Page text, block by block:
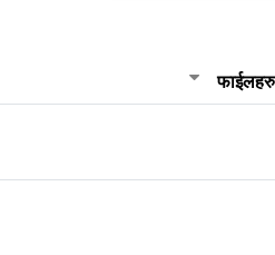
फाईलहरु